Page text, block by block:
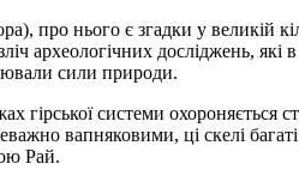
про нього є згадки у великій
археологічних досліджень,
сили природи.
гірської системи
вапняковими, ці скелі
Рай.